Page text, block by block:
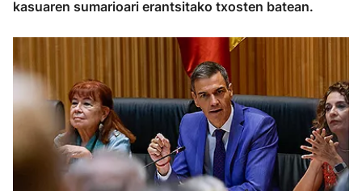
kasuaren sumarioari erantsitako txosten batean.